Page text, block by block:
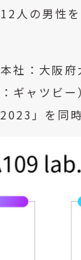
の男性を
社：大阪
ギャツビ
」を同時